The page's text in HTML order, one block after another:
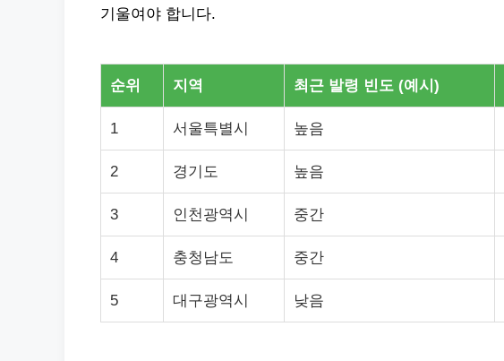
기울여야 합니다.
순위 지역 최근 발령 빈도 (예시)
1 서울특별시 높음
2 경기도 높음
3 인천광역시 중간
4 충청남도 중간
5 대구광역시 낮음